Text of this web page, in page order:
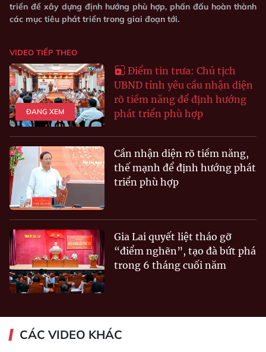
triển để xây dựng định hướng phù hợp, phấn đấu hoàn thành
các mục tiêu phát triển trong giai đoạn tới.
VIDEO TIẾP THEO
ĐANG XEM
Điểm tin trưa: Chủ tịch
UBND tỉnh yêu cầu nhận diện
rõ tiềm năng để định hướng
phát triển phù hợp
Cần nhận diện rõ tiềm năng,
thế mạnh để định hướng phát
triển phù hợp
Gia Lai quyết liệt tháo gỡ
“điểm nghẽn”, tạo đà bứt phá
trong 6 tháng cuối năm
CÁC VIDEO KHÁC